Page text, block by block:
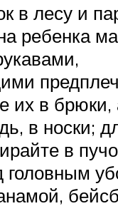
в лесу и
ребенка
их в брюки,
в носки;
в
головным